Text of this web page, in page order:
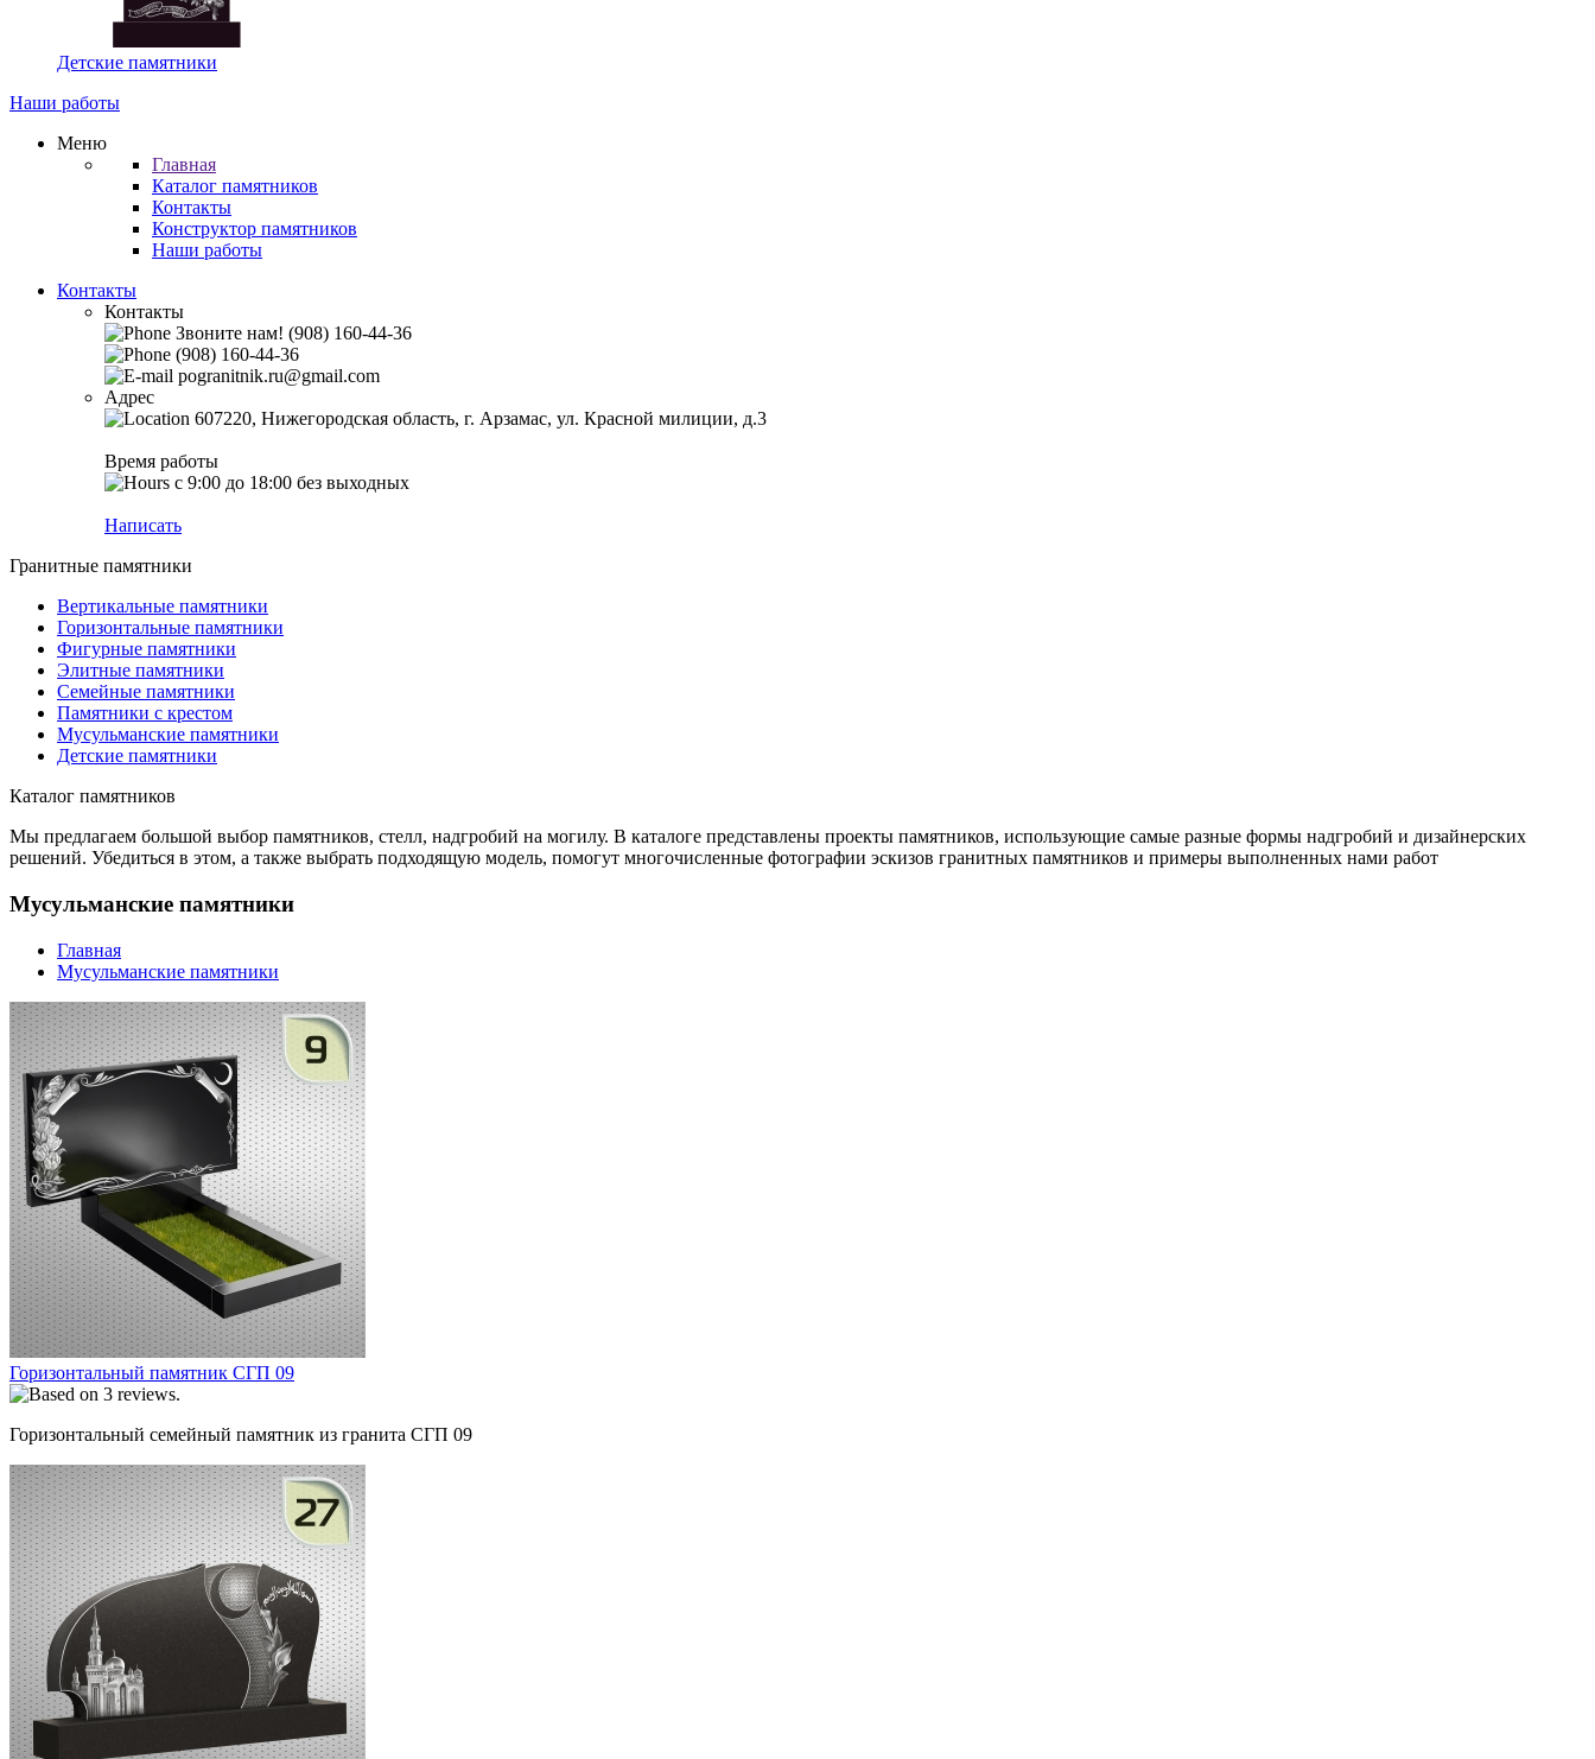
Детские памятники
Наши работы
Меню
Главная
Каталог памятников
Контакты
Конструктор памятников
Наши работы
Контакты
Контакты
Звоните нам! (908) 160-44-36
(908) 160-44-36
pogranitnik.ru@gmail.com
Адрес
607220, Нижегородская область, г. Арзамас, ул. Красной милиции, д.3
Время работы
с 9:00 до 18:00 без выходных
Написать
Гранитные памятники
Вертикальные памятники
Горизонтальные памятники
Фигурные памятники
Элитные памятники
Семейные памятники
Памятники с крестом
Мусульманские памятники
Детские памятники
Каталог памятников
Мы предлагаем большой выбор памятников, стелл, надгробий на могилу. В каталоге представлены проекты памятников, использующие самые разные формы надгробий и дизайнерских
решений. Убедиться в этом, а также выбрать подходящую модель, помогут многочисленные фотографии эскизов гранитных памятников и примеры выполненных нами работ
Мусульманские памятники
Главная
Мусульманские памятники
Горизонтальный памятник СГП 09
Горизонтальный семейный памятник из гранита СГП 09